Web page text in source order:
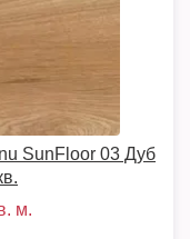
SunFloor 03 Дуб
м.